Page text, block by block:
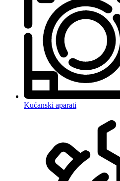
Kućanski aparati